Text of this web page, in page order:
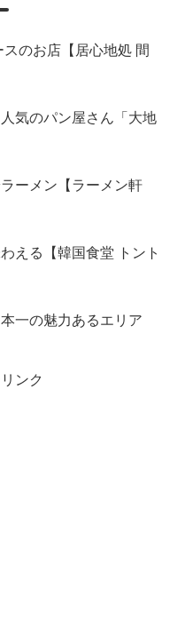
のお店【居心地処 間
気のパン屋さん「大地
ーメン【ラーメン軒
える【韓国食堂 トント
一の魅力あるエリア
ンク